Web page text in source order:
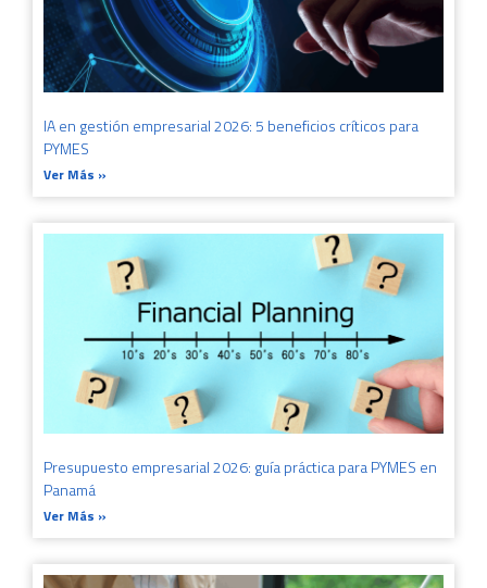
IA en gestión empresarial 2026: 5 beneficios críticos para
PYMES
Ver Más »
Presupuesto empresarial 2026: guía práctica para PYMES en
Panamá
Ver Más »